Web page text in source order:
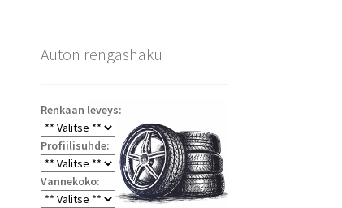
Auton rengashaku
Renkaan leveys:
Profiilisuhde:
Vannekoko: